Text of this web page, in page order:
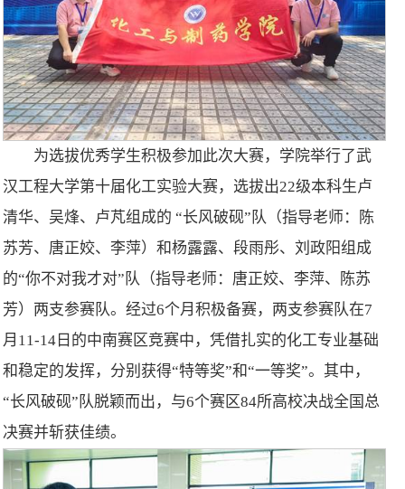
为选拔优秀学生积极参加此次大赛，学院举行了武
汉工程大学第十届化工实验大赛，选拔出22级本科生卢
清华、吴烽、卢芃组成的 “长风破砚”队（指导老师：陈
苏芳、唐正姣、李萍）和杨露露、段雨彤、刘政阳组成
的“你不对我才对”队（指导老师：唐正姣、李萍、陈苏
芳）两支参赛队。经过6个月积极备赛，两支参赛队在7
月11-14日的中南赛区竞赛中，凭借扎实的化工专业基础
和稳定的发挥，分别获得“特等奖”和“一等奖”。其中，
“长风破砚”队脱颖而出，与6个赛区84所高校决战全国总
决赛并斩获佳绩。